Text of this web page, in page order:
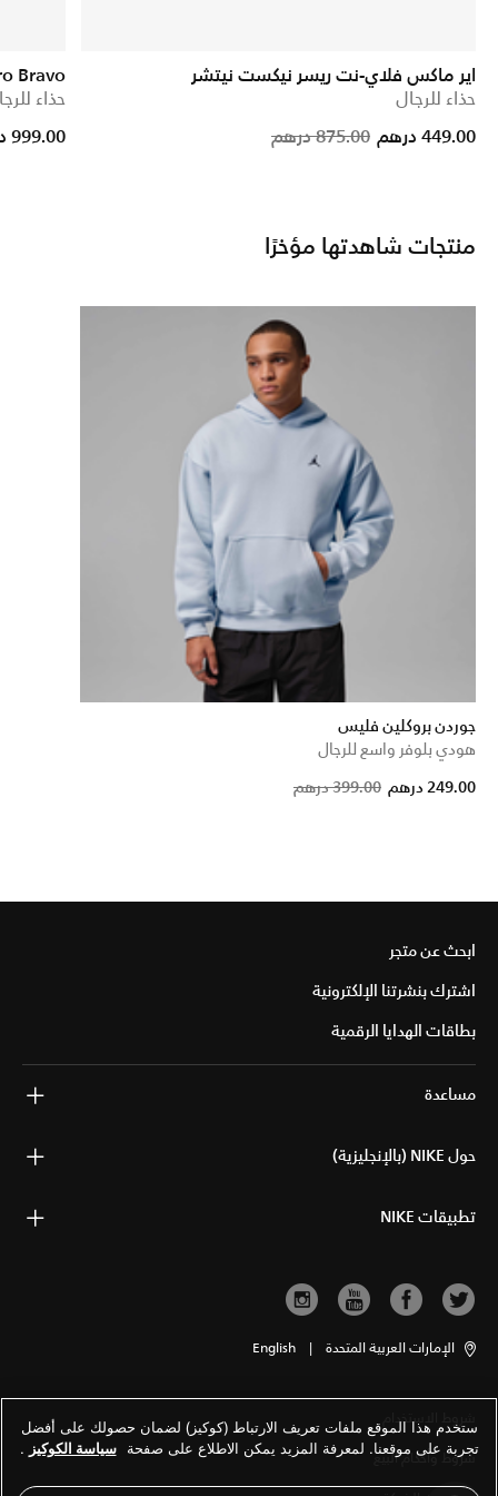
اير ماكس فلاي-نت ريسر نيكست نيتشر
حذاء للرجال
Price reduced from
875.00 درهم
to 449.00 درهم
Bravo"
حذاء
999.00 درهم
منتجات شاهدتها مؤخرًا
جوردن بروكلين فليس
هودي بلوفر واسع للرجال
Price
399.00 درهم 249.00 درهم
ابحث عن متجر
اشترك بنشرتنا الإلكترونية
بطاقات الهدايا الرقمية
مساعدة
حول NIKE (بالإنجليزية)
تطبيقات NIKE
الإمارات العربية المتحدة |
English
شروط الاستخدام
شروط وأحكام البيع
ستخدم هذا الموقع ملفات تعريف الارتباط (كوكيز) لضمان حصولك على أفضل
تجربة على موقعنا. لمعرفة المزيد يمكن الاطلاع على صفحة سياسة الكوكيز .